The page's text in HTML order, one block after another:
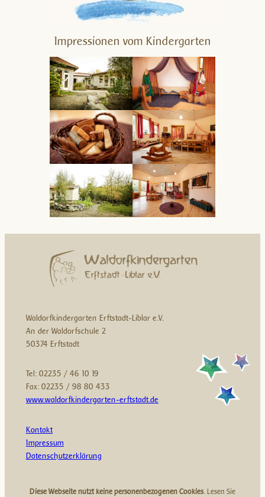
Impressionen vom Kindergarten
Waldorfkindergarten Erftstadt-Liblar e.V.
An der Waldorfschule 2
50374 Erftstadt
Tel: 02235 / 46 10 19
Fax: 02235 / 98 80 433
www.waldorfkindergarten-erftstadt.de
Kontakt
Impressum
Datenschutzerklärung
Diese Webseite nutzt keine personenbezogenen Cookies. Lesen Sie